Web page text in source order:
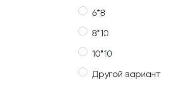
6*8
8*10
10*10
Другой вариант